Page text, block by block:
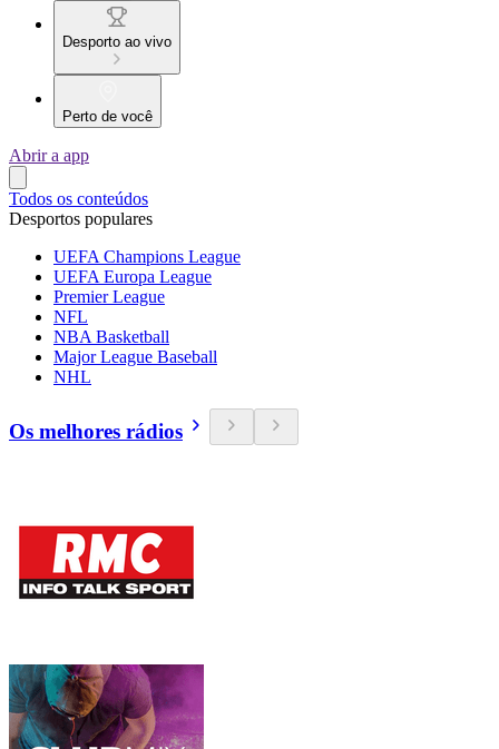
Desporto ao vivo
Perto de você
Abrir a app
Todos os conteúdos
Desportos populares
UEFA Champions League
UEFA Europa League
Premier League
NFL
NBA Basketball
Major League Baseball
NHL
Os melhores rádios